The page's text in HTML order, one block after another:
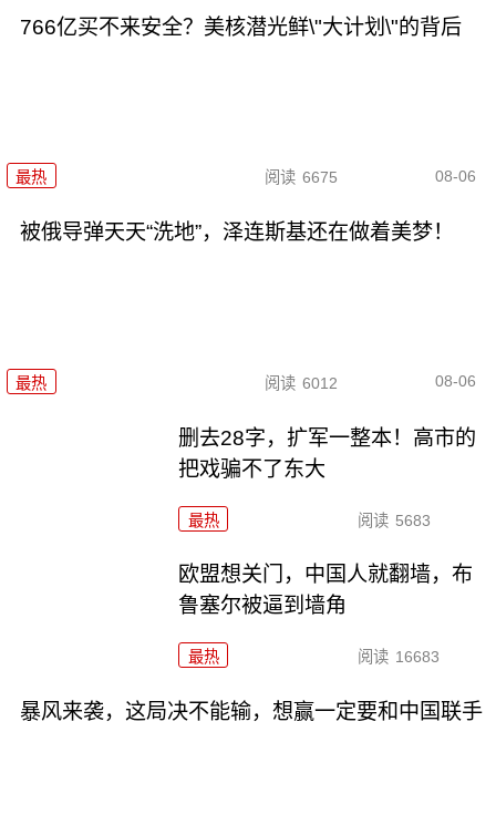
766亿买不来安全？美核潜光鲜\"大计划\"的背后
最热 阅读 6675 08-06
被俄导弹天天“洗地”，泽连斯基还在做着美梦！
最热 阅读 6012 08-06
删去28字，扩军一整本！高市的
把戏骗不了东大
最热 阅读 5683
欧盟想关门，中国人就翻墙，布
鲁塞尔被逼到墙角
最热 阅读 16683
暴风来袭，这局决不能输，想赢一定要和中国联手